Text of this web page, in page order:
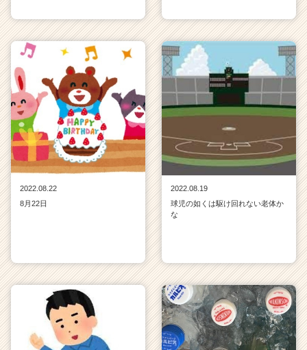
2022.08.22
8月22日
2022.08.19
球児の如くは駆け回れない老体か
な